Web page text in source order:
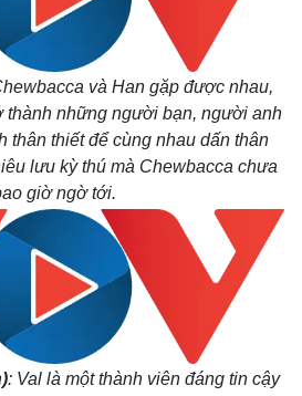
và Han gặp được nhau,
thành những người bạn, người anh
thân thiết để cùng nhau dấn thân
lưu kỳ thúmà Chewbacca chưa
giờ ngờ tới.
: Val là một thành viên đáng tin cậy